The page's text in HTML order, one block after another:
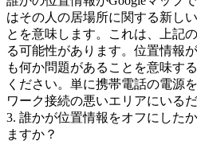
はその人の居場所に関する新し
とを意味します。これは、上記
る可能性があります。位置情報
も何か問題があることを意味す
ください。単に携帯電話の電源
ワーク接続の悪いエリアにいる
3. 誰かが位置情報をオフにした
ますか？